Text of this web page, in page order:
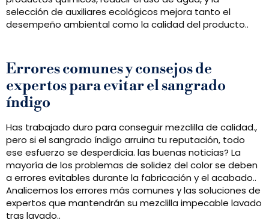
selección de auxiliares ecológicos mejora tanto el
desempeño ambiental como la calidad del producto..
Errores comunes y consejos de
expertos para evitar el sangrado
índigo
Has trabajado duro para conseguir mezclilla de calidad.,
pero si el sangrado índigo arruina tu reputación, todo
ese esfuerzo se desperdicia. las buenas noticias? La
mayoría de los problemas de solidez del color se deben
a errores evitables durante la fabricación y el acabado..
Analicemos los errores más comunes y las soluciones de
expertos que mantendrán su mezclilla impecable lavado
tras lavado..